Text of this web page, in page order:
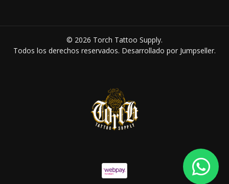
© 2026 Torch Tattoo Supply.
Todos los derechos reservados. Desarrollado por Jumpseller.